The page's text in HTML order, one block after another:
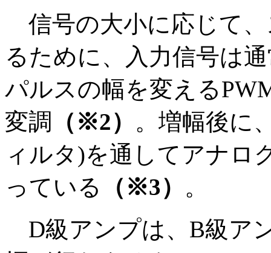
信号の大小に応じて
るために、入力信号は
パルスの幅を変える
変調
（※2） 。増幅後に
ィルタ)を通してアナロ
っている
（※3） 。
D級アンプは、B級ア